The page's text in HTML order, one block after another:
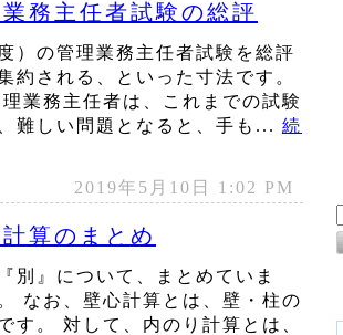
務主任者試験の総評
）の管理業務主任者試験を総評
約される、といった寸法です。
業務主任者は、これまでの試験
難しい問題となると、手も... 続
2019年5月10日 1:02 PM
算のまとめ
別』について、まとめていま
なお、壁心計算とは、壁・柱の
す。 対して、内のり計算とは、